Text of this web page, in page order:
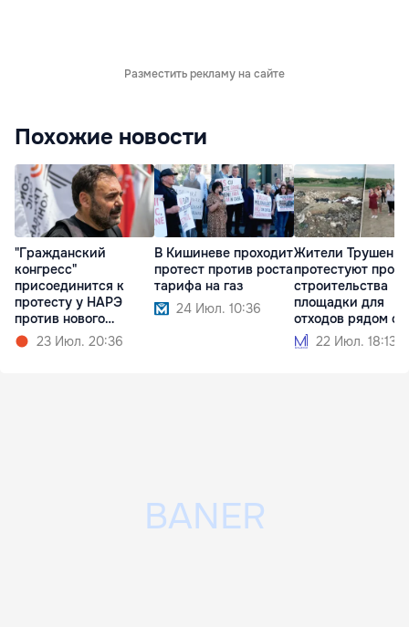
Разместить рекламу на сайте
Похожие новости
"Гражданский
конгресс"
присоединится к
протесту у НАРЭ
против нового
тарифного шока
23 Июл. 20:36
В Кишиневе проходит
протест против роста
тарифа на газ
24 Июл. 10:36
Жители Трушен
протестуют
строительства
площадки для
отходов рядом с
домами
22 Июл. 18:13